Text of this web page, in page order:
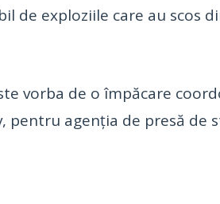
de exploziile care au scos
vorba de o împăcare
agenția de presă de